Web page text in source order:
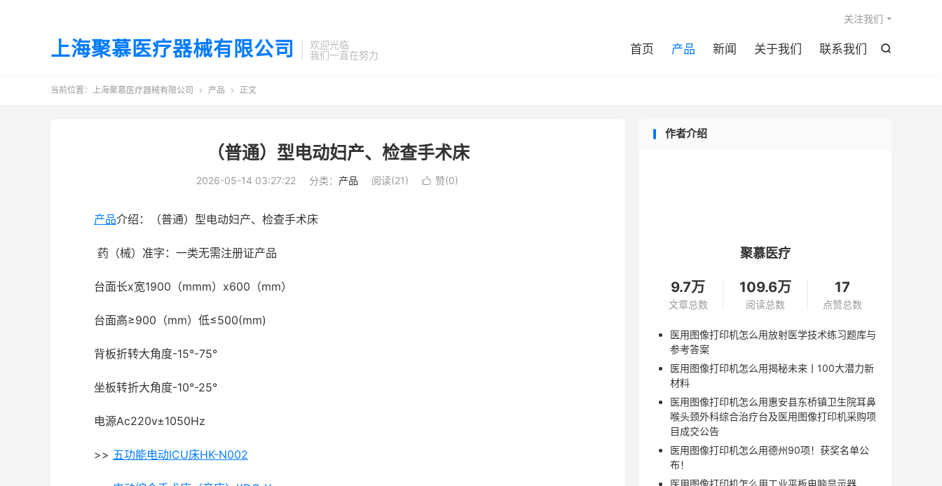
上海聚慕医疗器械有限公司
欢迎光临
我们一直在努力

首页 产品 新闻 关于我们 联系我们
关注我们
当前位置： 上海聚慕医疗器械有限公司  产品  正文
（普通）型电动妇产、检查手术床
2026-05-14 03:27:22 分类： 产品 阅读(21)  赞(0)
产品介绍：（普通）型电动妇产、检查手术床
药（械）准字：一类无需注册证产品
台面长x宽1900（mmm）x600（mm）
台面高≥900（mm）低≤500(mm)
背板折转大角度-15°-75°
坐板转折大角度-10°-25°
电源Ac220v±1050Hz
>> 五功能电动ICU床HK-N002
作者介绍
聚慕医疗
9.7万
文章总数
109.6万
阅读总数
17
点赞总数
医用图像打印机怎么用放射医学技术练习题库与
参考答案
医用图像打印机怎么用揭秘未来丨100大潜力新
材料
医用图像打印机怎么用惠安县东桥镇卫生院耳鼻
喉头颈外科综合治疗台及医用图像打印机采购项
目成交公告
医用图像打印机怎么用德州90项！获奖名单公
布！
医用图像打印机怎么用工业平板电脑显示器